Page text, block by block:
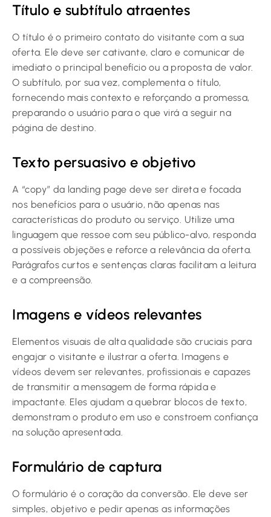
Título e subtítulo atraentes
O título é o primeiro contato do visitante com a sua
oferta. Ele deve ser cativante, claro e comunicar de
imediato o principal benefício ou a proposta de valor.
O subtítulo, por sua vez, complementa o título,
fornecendo mais contexto e reforçando a promessa,
preparando o usuário para o que virá a seguir na
página de destino.
Texto persuasivo e objetivo
A “copy” da landing page deve ser direta e focada
nos benefícios para o usuário, não apenas nas
características do produto ou serviço. Utilize uma
linguagem que ressoe com seu público-alvo, responda
a possíveis objeções e reforce a relevância da oferta.
Parágrafos curtos e sentenças claras facilitam a leitura
e a compreensão.
Imagens e vídeos relevantes
Elementos visuais de alta qualidade são cruciais para
engajar o visitante e ilustrar a oferta. Imagens e
vídeos devem ser relevantes, profissionais e capazes
de transmitir a mensagem de forma rápida e
impactante. Eles ajudam a quebrar blocos de texto,
demonstram o produto em uso e constroem confiança
na solução apresentada.
Formulário de captura
O formulário é o coração da conversão. Ele deve ser
simples, objetivo e pedir apenas as informações